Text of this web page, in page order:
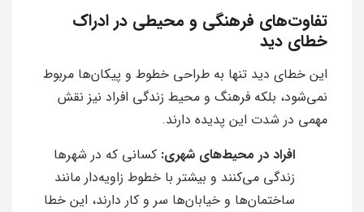
تفاوت‌های فرهنگی و محیطی در ادراک
خطای دید
این خطای دید تنها به طراحی خطوط و پیکان‌ها مربوط
نمی‌شود، بلکه فرهنگ و محیط زندگی افراد نیز نقش
مهمی در شدت این پدیده دارند.
افراد در محیط‌های شهری: کسانی که در شهرها
زندگی می‌کنند و بیشتر با خطوط زاویه‌دار مانند
ساختمان‌ها و خیابان‌ها سر و کار دارند، این خطا